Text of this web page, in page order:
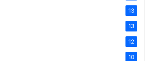
13
13
12
10